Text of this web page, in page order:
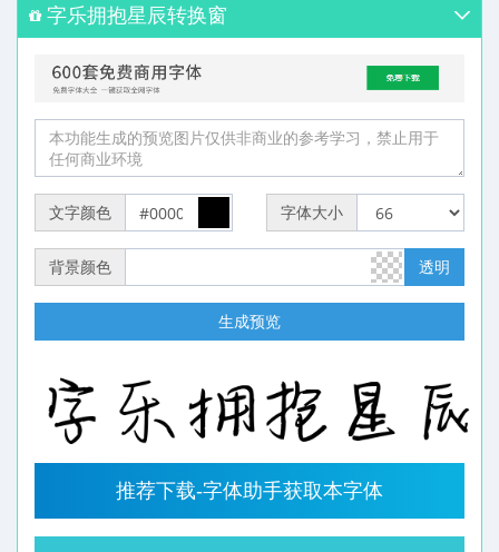
字乐拥抱星辰转换窗
文字颜色 字体大小
背景颜色 透明
生成预览
推荐下载-字体助手获取本字体